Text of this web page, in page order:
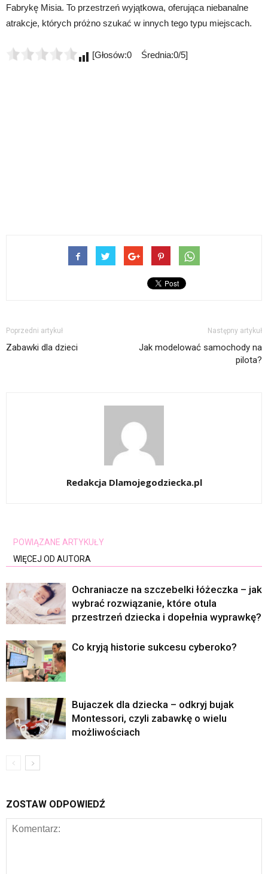
Fabrykę Misia. To przestrzeń wyjątkowa, oferująca niebanalne
atrakcje, których próżno szukać w innych tego typu miejscach.
[Głosów:0 Średnia:0/5]
Poprzedni artykuł
Zabawki dla dzieci
Następny artykuł
Jak modelować samochody na
pilota?
Redakcja Dlamojegodziecka.pl
POWIĄZANE ARTYKUŁY
WIĘCEJ OD AUTORA
Ochraniacze na szczebelki łóżeczka – jak
wybrać rozwiązanie, które otula
przestrzeń dziecka i dopełnia wyprawkę?
Co kryją historie sukcesu cyberoko?
Bujaczek dla dziecka – odkryj bujak
Montessori, czyli zabawkę o wielu
możliwościach
ZOSTAW ODPOWIEDŹ